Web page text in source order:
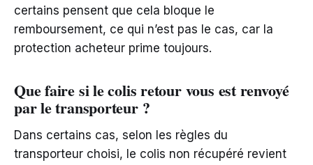
certains pensent que cela bloque le
remboursement, ce qui n’est pas le cas, car la
protection acheteur prime toujours.
Que faire si le colis retour vous est renvoyé
par le transporteur ?
Dans certains cas, selon les règles du
transporteur choisi, le colis non récupéré revient